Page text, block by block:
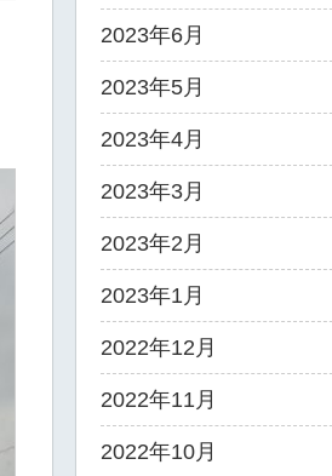
2023年6月
2023年5月
2023年4月
2023年3月
2023年2月
2023年1月
2022年12月
2022年11月
2022年10月